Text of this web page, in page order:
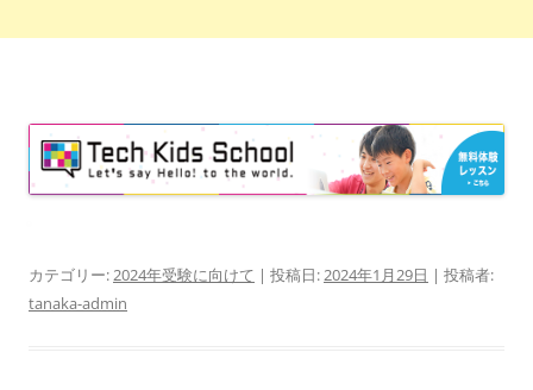
カテゴリー:2024年受験に向けて | 投稿日:2024年1月29日 | 投稿者:
tanaka-admin